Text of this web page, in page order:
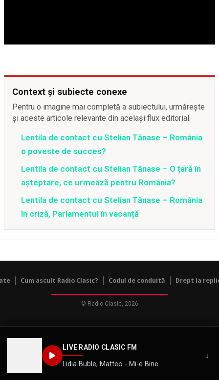
LIVE RADIO CLASIC FM
Lidia Buble, Matteo - Mi-e Bine
↓
Context și subiecte conexe
Pentru o imagine mai completă a subiectului, urmărește
și aceste articole relevante din același flux editorial.
Lentila de contact cu Stelian Tănase – România
o poveste de succes?
Lentila de contact cu Stelian Tănase – O țară în
așteptare, ce urmează pentru România?
Lentila de contact cu Stelian Tănase – România
în criză, Parlamentul în vacanță
Cum ascult Radio Clasic? Codul de conduită Drept la
© Radio Clasic, 2026